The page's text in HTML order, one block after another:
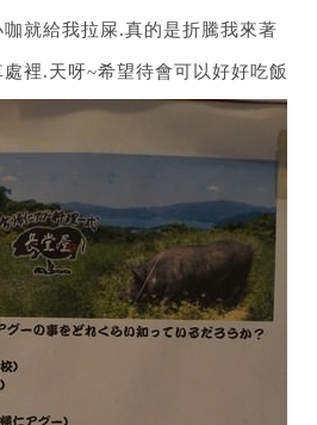
就給我拉屎.真的是折騰我來著
裡.天呀~希望待會可以好好吃飯